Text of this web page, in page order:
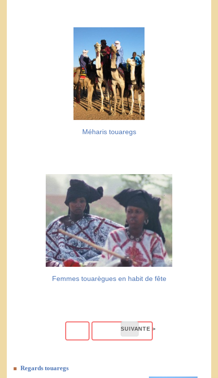
Méharis touaregs
Femmes touarègues en habit de fête
Regards touaregs